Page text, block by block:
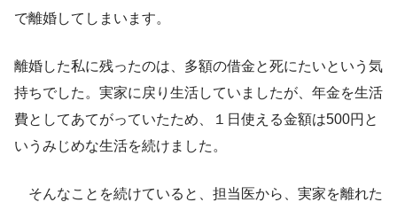
で離婚してしまいます。
離婚した私に残ったのは、多額の借金と死にたいという気
持ちでした。実家に戻り生活していましたが、年金を生活
費としてあてがっていたため、１日使える金額は500円と
いうみじめな生活を続けました。
そんなことを続けていると、担当医から、実家を離れた